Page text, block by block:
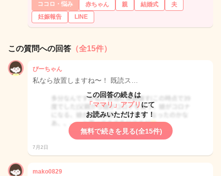
ココロ・悩み 赤ちゃん 親 結婚式
夫
妊娠報告
LINE
この質問への回答 （全15件）
ぴーちゃん
私なら放置しますね〜！ 既読ス…
この回答の続きは
「ママリ」アプリ にて
お読みいただけます！
無料で続きを見る(全15件)
7月2日
mako0829